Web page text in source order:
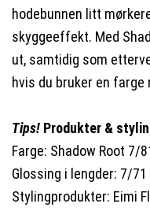
hodebunnen litt
skyggeeffekt. Med
ut, samtidig som
hvis du bruker en
Tips! Produkter &
Farge: Shadow Root 7/
Glossing i lengder: 7/71
Stylingprodukter: Eimi